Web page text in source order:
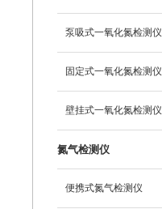
泵吸式一氧化氮检测仪
固定式一氧化氮检测仪
壁挂式一氧化氮检测仪
氮气检测仪
便携式氮气检测仪